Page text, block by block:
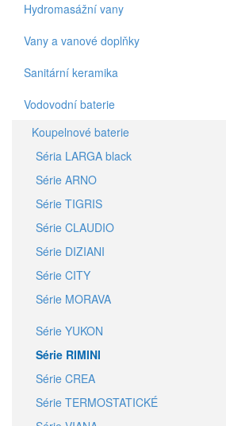
Hydromasážní vany
Vany a vanové doplňky
Sanitární keramika
Vodovodní baterie
Koupelnové baterie
Séria LARGA black
Série ARNO
Série TIGRIS
Série CLAUDIO
Série DIZIANI
Série CITY
Série MORAVA
Série YUKON
Série RIMINI
Série CREA
Série TERMOSTATICKÉ